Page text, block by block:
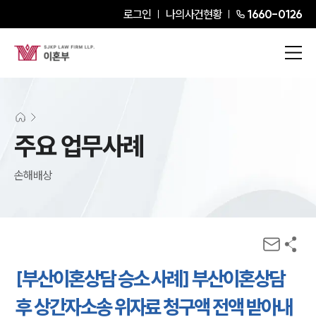
로그인 나의사건현황 1660-0126
주요 업무사례
손해배상
[부산이혼상담 승소 사례] 부산이혼상담
후 상간자소송 위자료 청구액 전액 받아내